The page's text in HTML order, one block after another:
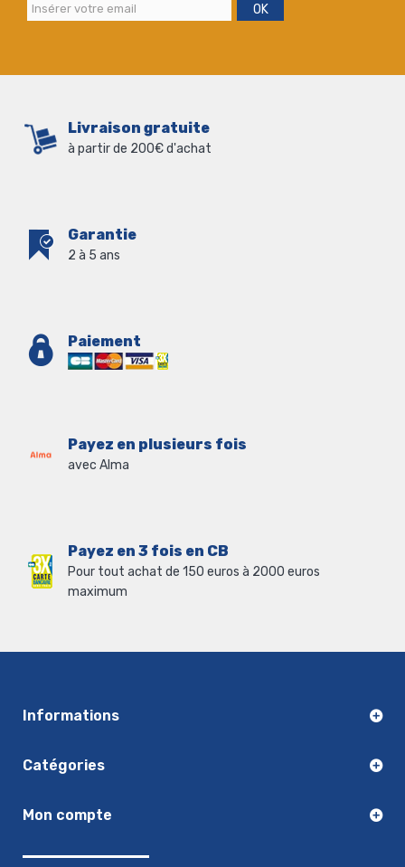
OK
Livraison gratuite
à partir de 200€ d'achat
Garantie
2 à 5 ans
Paiement
Payez en plusieurs fois
avec Alma
Payez en 3 fois en CB
Pour tout achat de 150 euros à 2000 euros
maximum
Informations
Catégories
Mon compte